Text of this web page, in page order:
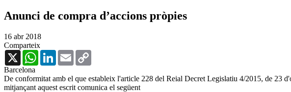
Anunci de compra d’accions pròpies
16 abr 2018
Comparteix
X
WhatsAppLinkedInEmail
Barcelona
De conformitat amb el que estableix l'article 228 del Reial Decret Legislatiu 4/2015, de 23
mitjançant aquest escrit comunica el següent